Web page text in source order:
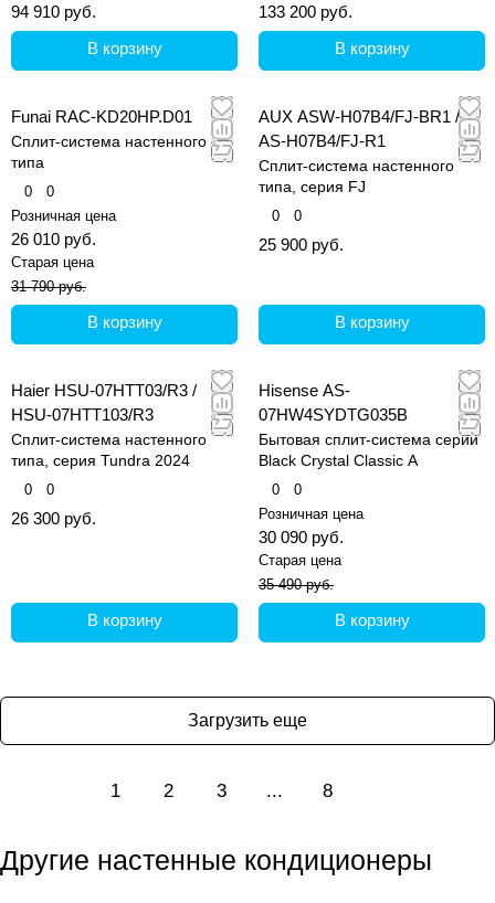
94 910 руб.
В корзину
133 200 руб.
В корзину
Funai RAC-KD20HP.D01
Сплит-система настенного
типа
0
0
Розничная цена
26 010 руб.
Старая цена
31 790 руб.
В корзину
AUX ASW-H07B4/FJ-BR1 /
AS-H07B4/FJ-R1
Сплит-система настенного
типа, серия FJ
0 0
25 900 руб.
В корзину
Haier HSU-07HTT03/R3 /
HSU-07HTT103/R3
Сплит-система настенного
типа, серия Tundra 2024
0 0
26 300 руб.
В корзину
Hisense AS-
07HW4SYDTG035В
Бытовая сплит-система серии
Black Crystal Classic A
0
0
Розничная цена
30 090 руб.
Старая цена
35 490 руб.
В корзину
Загрузить еще
1 2 3 ... 8
Другие настенные кондиционеры